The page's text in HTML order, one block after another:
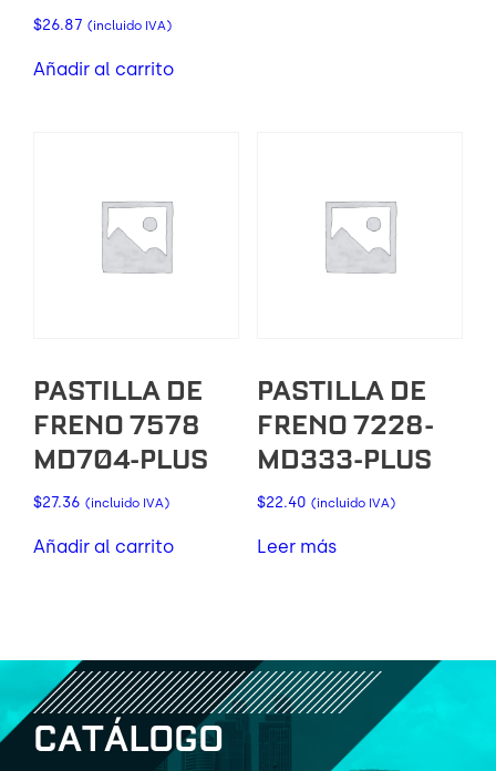
$26.87 (incluido IVA)
Añadir al carrito
PASTILLA DE
FRENO 7578
MD704-PLUS
$27.36 (incluido IVA)
Añadir al carrito
PASTILLA DE
FRENO 7228-
MD333-PLUS
$22.40 (incluido IVA)
Leer más
CATÁLOGO